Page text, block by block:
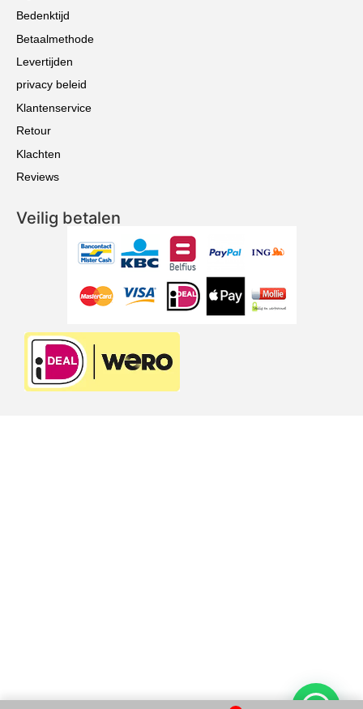
Bedenktijd
Betaalmethode
Levertijden
privacy beleid
Klantenservice
Retour
Klachten
Reviews
Veilig betalen